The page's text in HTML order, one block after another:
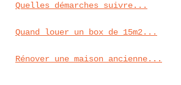
Quelles démarches suivre...
Quand louer un box de 15m2...
Rénover une maison ancienne...